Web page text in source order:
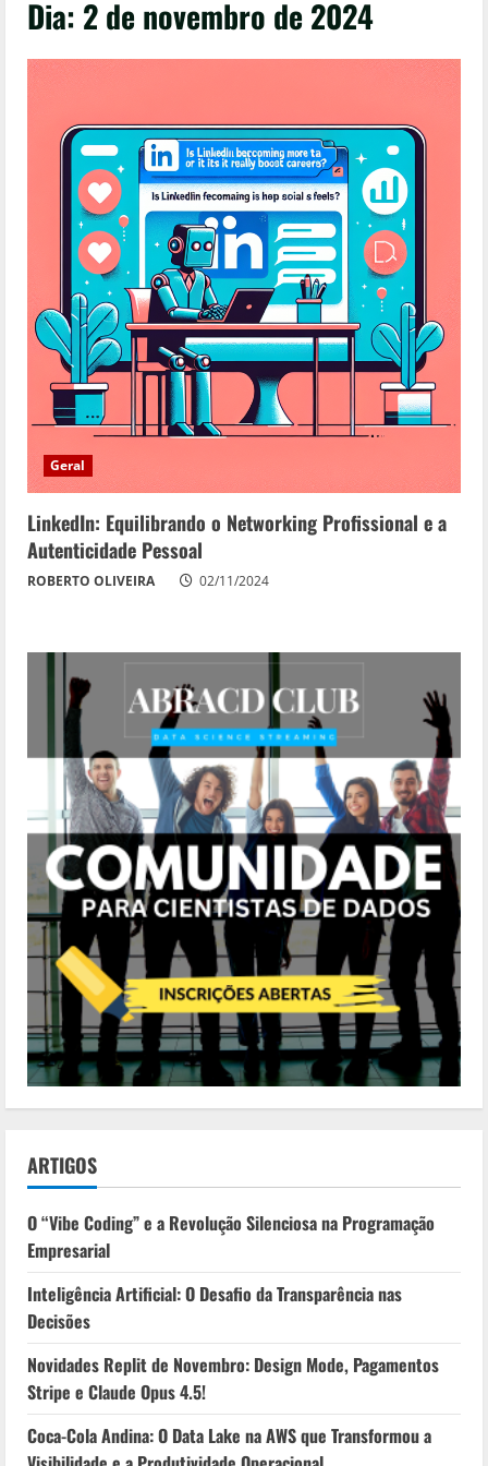
Dia: 2 de novembro de 2024
Geral
LinkedIn: Equilibrando o Networking Profissional e a
Autenticidade Pessoal
ROBERTO OLIVEIRA 02/11/2024
ARTIGOS
O “Vibe Coding” e a Revolução Silenciosa na Programação
Empresarial
Inteligência Artificial: O Desafio da Transparência nas
Decisões
Novidades Replit de Novembro: Design Mode, Pagamentos
Stripe e Claude Opus 4.5!
Coca-Cola Andina: O Data Lake na AWS que Transformou a